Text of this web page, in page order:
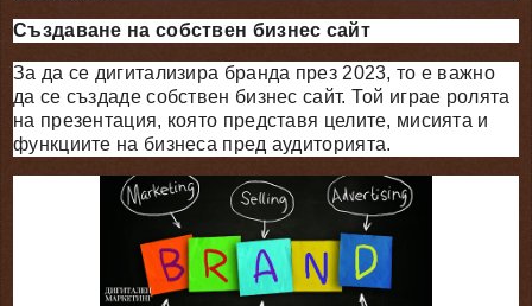
Създаване на собствен бизнес сайт
За да се дигитализира бранда през 2023, то е важно
да се създаде собствен бизнес сайт. Той играе ролята
на презентация, която представя целите, мисията и
функциите на бизнеса пред аудиторията.